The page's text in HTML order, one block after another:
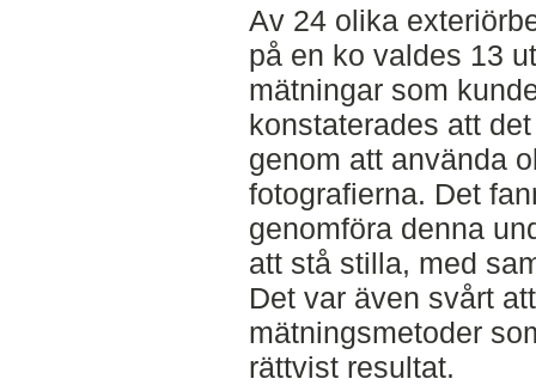
Av 24 olika
på en ko valdes 13
mätningar som
konstaterades att
genom att använda
fotografierna. Det
genomföra denna
att stå stilla, med
Det var även svårt
mätningsmetoder
rättvist resultat.